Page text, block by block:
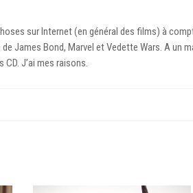
sur Internet (en général des films) à
de James Bond, Marvel et Vedette Wars. A un
J’ai mes raisons.